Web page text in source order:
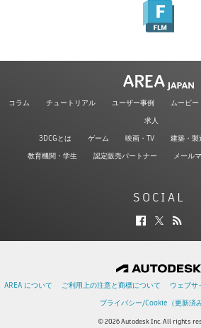
コラム チュートリアル ユーザー事例 ムービー
求人
3DCGとは
ゲーム 映画・TV 建築・製
教育機関・学生
認定販売パートナー メール
SOCIAL
AREA について ご利用上の注意と商標について ウェブサ
プライバシー/Cookie（更新済み
© 2026 Autodesk Inc. All rights